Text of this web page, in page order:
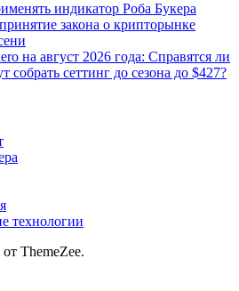
индикатор Роба Букера
закона о крипторынке
на август 2026 года: Справятся ли
собрать сеттинг до сезона до $427?
технологии
ThemeZee.